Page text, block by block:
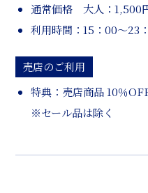
通常価格 大人：1,500
利用時間：15：00～23
売店のご利用
特典：売店商品 10％
※セール品は除く